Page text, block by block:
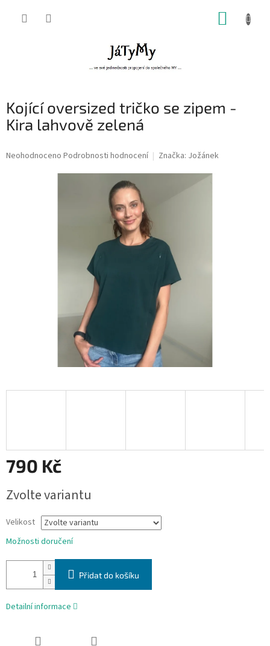
Kojící oversized tričko se zipem -
Kira lahvově zelená
Průměrné
Neohodnoceno Podrobnosti hodnocení Značka: Jožánek
790 Kč
cena:
Zvolte variantu
Velikost
Možnosti doručení
Přidat do košíku
Detailní informace